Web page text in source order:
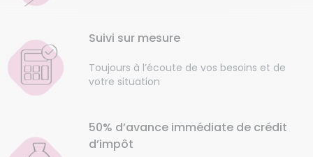
Suivi sur mesure
Toujours à l’écoute de vos besoins et de
votre situation
50% d’avance immédiate de crédit
d’impôt